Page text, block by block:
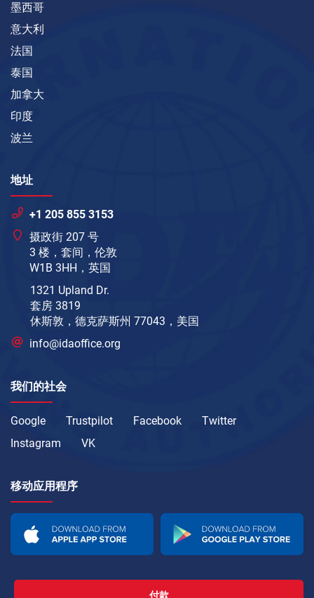
墨西哥
意大利
法国
泰国
加拿大
印度
波兰
地址
+1 205 855 3153
摄政街 207 号
3 楼，套间，伦敦
W1B 3HH，英国
1321 Upland Dr.
套房 3819
休斯敦，德克萨斯州 77043，美国
info@idaoffice.org
我们的社会
Google Trustpilot Facebook
Twitter
Instagram
VK
移动应用程序
付款